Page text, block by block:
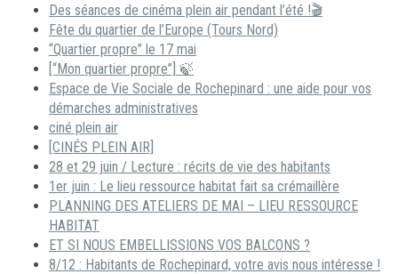
Des séances de cinéma plein air pendant l’été !🎬
Fête du quartier de l’Europe (Tours Nord)
“Quartier propre” le 17 mai
[“Mon quartier propre”] 🍃
Espace de Vie Sociale de Rochepinard : une aide pour vos
démarches administratives
ciné plein air
[CINÉS PLEIN AIR]
28 et 29 juin / Lecture : récits de vie des habitants
1er juin : Le lieu ressource habitat fait sa crémaillère
PLANNING DES ATELIERS DE MAI – LIEU RESSOURCE
HABITAT
ET SI NOUS EMBELLISSIONS VOS BALCONS ?
8/12 : Habitants de Rochepinard, votre avis nous intéresse !